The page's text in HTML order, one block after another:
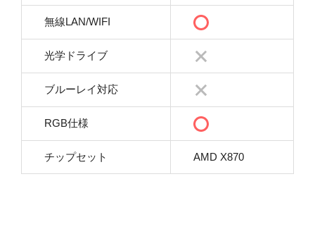
無線LAN/WIFI
光学ドライブ
ブルーレイ対応
RGB仕様
チップセット AMD X870